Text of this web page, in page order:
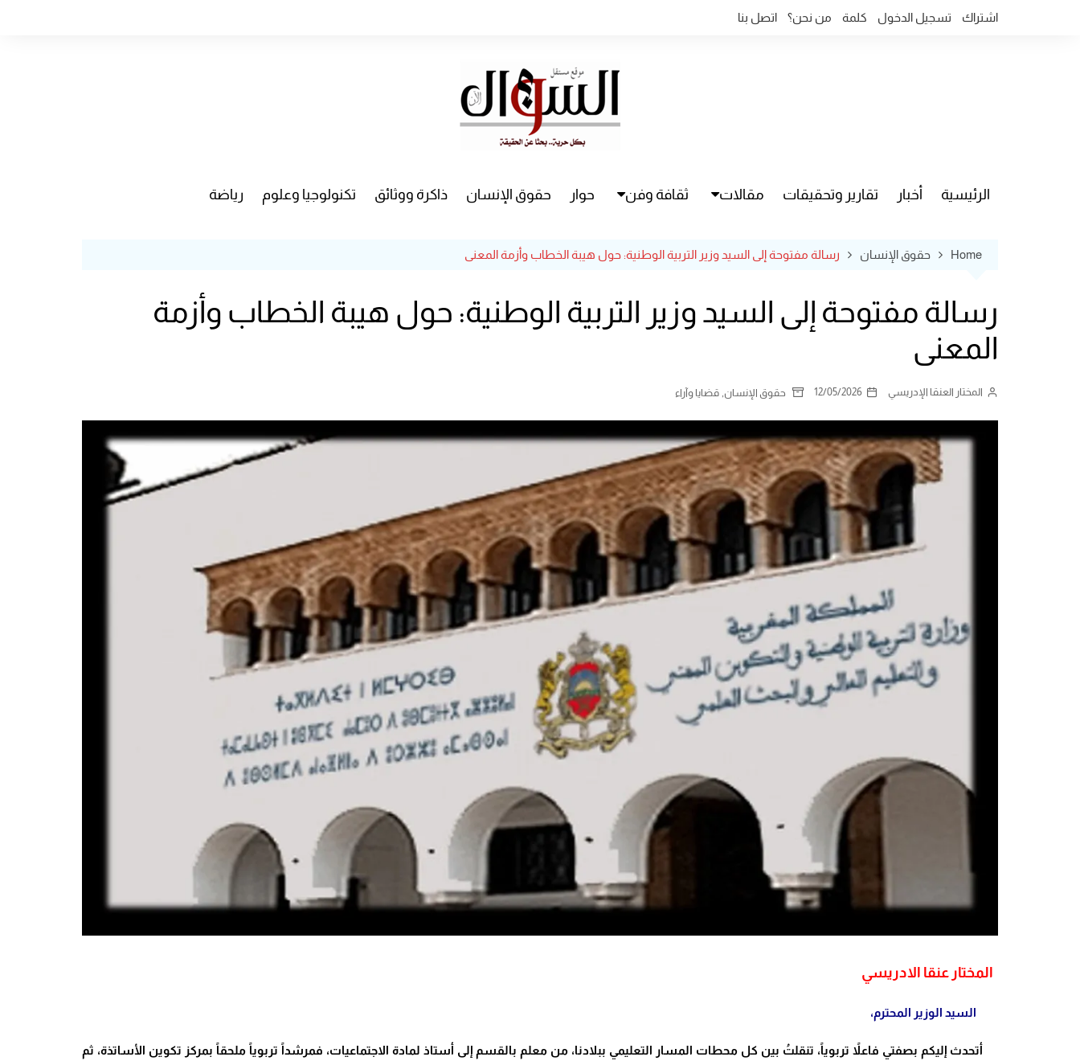
اشتراك تسجيل الدخول كلمة من نحن؟ اتصل بنا
الرئيسية أخبار تقارير وتحقيقات مقالات ثقافة وفن
مسرح
حوار حقوق الإنسان ذاكرة ووثائق تكنولوجيا وعلوم رياضة
Home حقوق الإنسان رسالة مفتوحة إلى السيد وزير التربية الوطنية: حول هيبة الخطاب وأزمة المعنى
رسالة مفتوحة إلى السيد وزير التربية الوطنية: حول هيبة الخطاب وأزمة
المعنى
المختار العنقا الإدريسي 12/05/2026 حقوق الإنسان قضايا وآراء
المختار عنقا الادريسي
السيد الوزير المحترم،
أتحدث إليكم بصفتي فاعلاً تربوياً، تنقلتُ بين كل محطات المسار التعليمي ببلادنا، من معلم بالقسم إلى أستاذ لمادة الاجتماعيات، فمرشداً تربوياً ملحقاً بمركز تكوين الأساتذة، ثم